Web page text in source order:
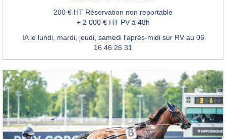
200 € HT Réservation non reportable
+ 2 000 € HT PV à 48h
IA le lundi, mardi, jeudi, samedi l'après-midi sur RV au 06
16 46 26 31